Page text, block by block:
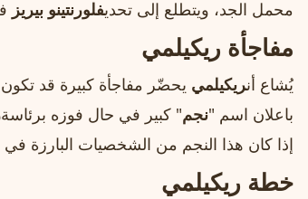
محمل الجد، ويتطلع إلى تحديفلورنتينو بيريز
مفاجأة ريكيلمي
يُشاع أنريكيلمي يحضّر مفاجأة كبيرة قد
باعلان اسم "نجم" كبير في حال فوزه برئاسة
إذا كان هذا النجم من الشخصيات البارزة في
خطة ريكيلمي